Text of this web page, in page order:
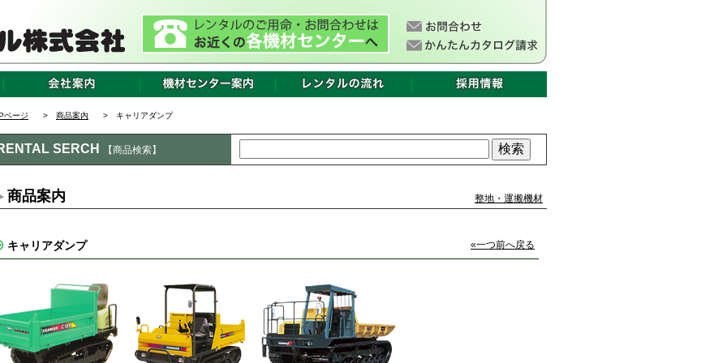
ページ > 商品案内 > キャリアダンプ
SERCH 【商品検索】
商品案内 整地・運搬機材
キャリアダンプ «一つ前へ戻る